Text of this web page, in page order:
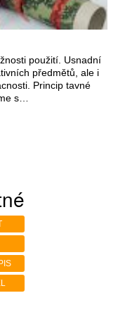
použití. Usnadní
předmětů, ale i
Princip tavné
s…